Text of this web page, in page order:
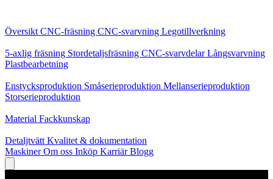
Översikt CNC-fräsning CNC-svarvning Legotillverkning
5-axlig fräsning Stordetaljsfräsning CNC-svarvdelarLångsvarvning
Plastbearbetning
Enstycksproduktion Småserieproduktion Mellanserieproduktion
Storserieproduktion
Material Fackkunskap
Detaljtvätt Kvalitet & dokumentation
MaskinerOm oss Inköp KarriärBlogg